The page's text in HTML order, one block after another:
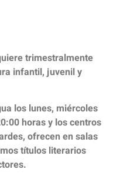
trimestralmente
infantil, juvenil y
los lunes, miércoles
horas y los centros
ofrecen en salas
títulos literarios